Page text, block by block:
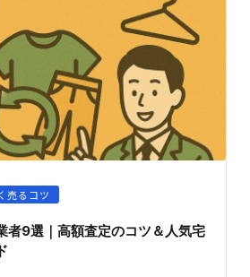
売るコツ
者9選｜高額査定のコツ＆人気宅